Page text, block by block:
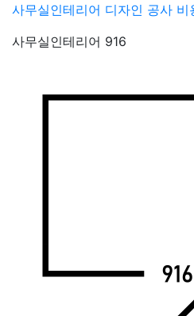
Skip
content
사무실인테리어 디자인 공사 비
사무실인테리어 916